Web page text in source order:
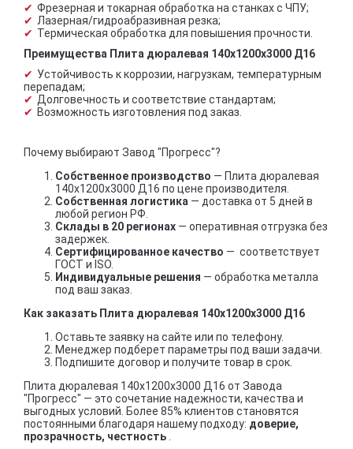
Фрезерная и токарная обработка на станках с ЧПУ;
Лазерная/гидроабразивная резка;
Термическая обработка для повышения прочности.
Преимущества Плита дюралевая 140x1200x3000 Д16
Устойчивость к коррозии, нагрузкам, температурным
перепадам;
Долговечность и соответствие стандартам;
Возможность изготовления под заказ.
Почему выбирают Завод "Прогресс"?
Собственное производство — Плита дюралевая
140x1200x3000 Д16 по цене производителя.
Собственная логистика — доставка от 5 дней в
любой регион РФ.
Склады в 20 регионах — оперативная отгрузка без
задержек.
Сертифицированное качество — соответствует
ГОСТ и ISO.
Индивидуальные решения — обработка металла
под ваш заказ.
Как заказать Плита дюралевая 140x1200x3000 Д16
Оставьте заявку на сайте или по телефону.
Менеджер подберет параметры под ваши задачи.
Подпишите договор и получите товар в срок.
Плита дюралевая 140x1200x3000 Д16 от Завода
"Прогресс" — это сочетание надежности, качества и
выгодных условий. Более 85% клиентов становятся
постоянными благодаря нашему подходу: доверие,
прозрачность, честность